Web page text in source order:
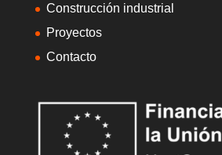
Construcción industrial
Proyectos
Contacto